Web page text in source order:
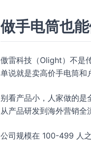
做手电筒也
傲雷科技（Olight）不是
单说就是卖高价手电筒和
别看产品小，人家做的是
从产品研发到海外营销全
公司规模在 100-499 人